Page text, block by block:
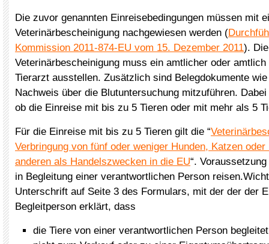
Die zuvor genannten Einreisebedingungen müssen mit
Veterinärbescheinigung nachgewiesen werden (
Kommission 2011-874-EU vom 15. Dezember 2011). Die
Veterinärbescheinigung muss ein amtlicher oder
Tierarzt ausstellen. Zusätzlich sind Belegdokumente
Nachweis über die Blutuntersuchung mitzuführen.
ob die Einreise mit bis zu 5 Tieren oder mit mehr als 5
Für die Einreise mit bis zu 5 Tieren gilt die “
Verbringung von fünf oder weniger Hunden, Katzen
anderen als Handelszwecken in die EU“.
in Begleitung einer verantwortlichen Person
Unterschrift auf Seite 3 des Formulars, mit der der der
Begleitperson erklärt, dass
die Tiere von einer verantwortlichen Person